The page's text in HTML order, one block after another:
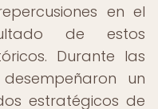
en el
de estos
Durante las
un
estratégicos de